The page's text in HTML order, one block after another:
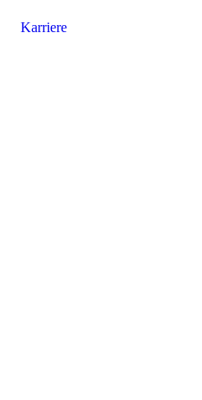
Karriere